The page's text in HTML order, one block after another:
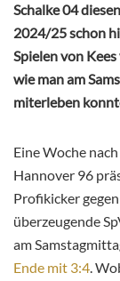
Schalke 04
2024/25 schon
Spielen von
wie man am
miterleben
Eine Woche
Hannover 96
Profikicker
überzeugende
am
Ende mit 3:4.